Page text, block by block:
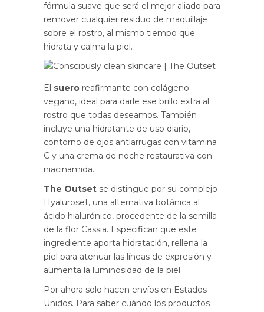
fórmula suave que será el mejor aliado para
remover cualquier residuo de maquillaje
sobre el rostro, al mismo tiempo que
hidrata y calma la piel.
El suero reafirmante con colágeno
vegano, ideal para darle ese brillo extra al
rostro que todas deseamos. También
incluye una hidratante de uso diario,
contorno de ojos antiarrugas con vitamina
C y una crema de noche restaurativa con
niacinamida.
The Outset se distingue por su complejo
Hyaluroset, una alternativa botánica al
ácido hialurónico, procedente de la semilla
de la flor Cassia. Especifican que este
ingrediente aporta hidratación, rellena la
piel para atenuar las líneas de expresión y
aumenta la luminosidad de la piel.
Por ahora solo hacen envíos en Estados
Unidos. Para saber cuándo los productos